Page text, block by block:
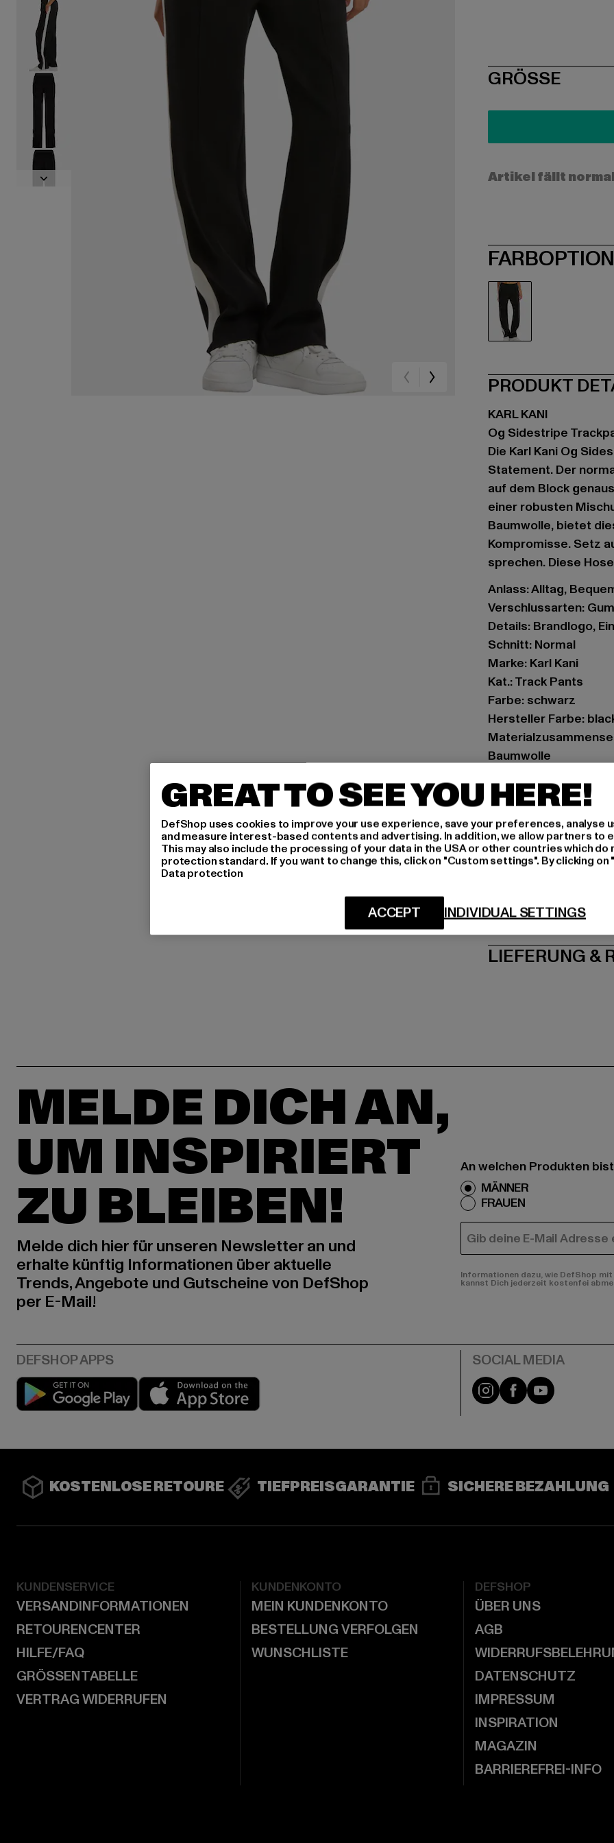
SIZE
GRÖSSE
Artikel fällt
PRODUKT
KARL KANI
Og Sidestripe
Die Karl Kani Og
Statement. Der
auf dem Block
einer robusten
Baumwolle, bietet
Kompromisse. Setz
sprechen. Diese
Anlass: Alltag,
Verschlussarten:
Details: Brandlogo,
Schnitt: Normal
Marke: Karl Kani
Kat.: Track Pants
Farbe: schwarz
Hersteller Farbe:
Baumwolle
Hersteller: Urban
Schanzenstraße 41 |
LIEFERUNG &
MELDE DICH AN,
UM INSPIRIERT
ZU BLEIBEN!
Melde dich hier für unseren Newsletter an und
erhalte künftig Informationen über aktuelle
Trends, Angebote und Gutscheine von DefShop
per E-Mail!
An welchen Produkten
MÄNNER
FRAUEN
E-MAIL
Informationen dazu, wie DefShop
kannst Dich jederzeit kostenfei
Play market Instagram
FacebookYouTube
KOSTENLOSE RETOURE TIEFPREISGARANTIE SICHERE BEZAHLUNG
KUNDENSERVICE
VERSANDINFORMATIONEN
RETOURENCENTER
HILFE/FAQ
GRÖSSENTABELLE
VERTRAG WIDERRUFEN
KUNDENKONTO
MEIN KUNDENKONTO
BESTELLUNG VERFOLGEN
WUNSCHLISTE
DEFSHOP
ÜBER UNS
AGB
DATENSCHUTZ
IMPRESSUM
INSPIRATION
MAGAZIN
BARRIEREFREI-INFO
GREAT TO SEE YOU HERE!
DefShop uses cookies to improve your use experience, save your preferences, analyse
and measure interest-based contents and advertising. In addition, we allow partners to
This may also include the processing of your data in the USA or other countries which do
protection standard. If you want to change this, click on "Custom settings". By clicking
Data protection
INDIVIDUAL SETTINGS
ACCEPT